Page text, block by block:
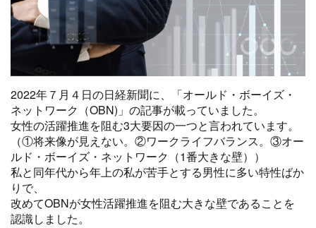
2022年７月４日の日経新聞に、「オールド・ボーイズ・
ネットワーク（OBN)」の記事が載っていました。
女性の活躍推進を阻む3大要因の一つと言われています。
（①将来像が見えない。②ワークライフバランス。③オー
ルド・ボーイズ・ネットワーク（1番大きな壁））
私と同年代から年上の私が苦手とする男性に多い特性ばか
りで、
改めてOBNが女性活躍推進を阻む大きな壁であることを
認識しました。